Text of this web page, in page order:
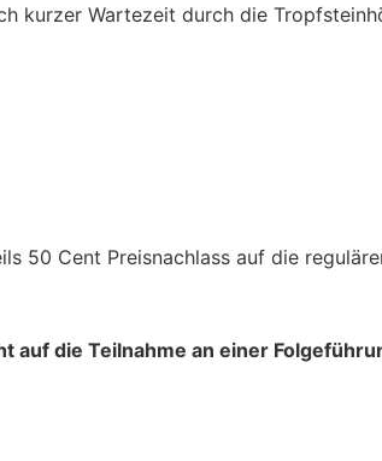
kurzer Wartezeit durch die
50 Cent Preisnachlass auf die
auf die Teilnahme an einer